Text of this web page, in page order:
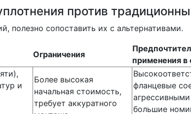
против
полезно сопоставить их с альтернативами.
Ограничения
применения в
и
Более высокая
начальная стоимость,
требует аккуратного
фланцевые
большие